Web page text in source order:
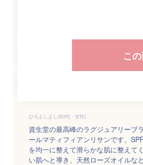
こ
ひろよしよし(50代・女性)
資生堂の最高峰のラグジュアリーブ
ールマティフィアンリサンです。
を均一に整えて滑らかな肌に整えて
い肌へと導き、天然ローズオイルな